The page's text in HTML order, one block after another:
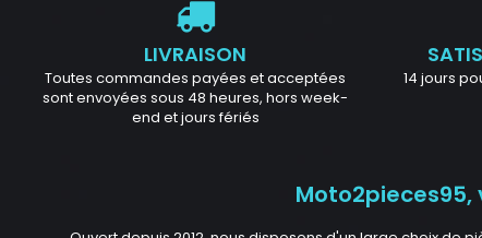
LIVRAISON
Toutes commandes payées et acceptées
sont envoyées sous 48 heures, hors week-
end et jours fériés
14 jours